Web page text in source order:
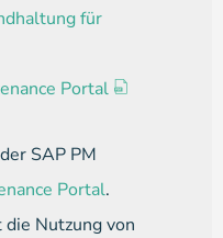
für
Portal
SAP PM
Portal.
Nutzung von